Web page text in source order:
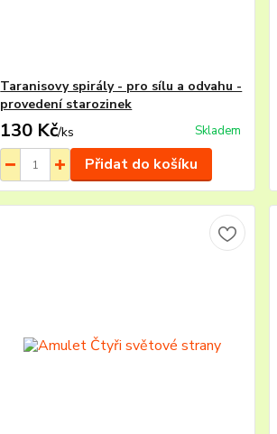
Taranisovy spirály - pro sílu a odvahu -
provedení starozinek
130 Kč/ks Skladem
Přidat do košíku